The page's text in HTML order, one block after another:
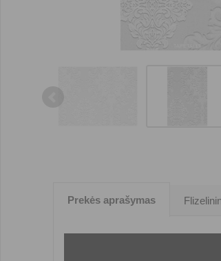
Prekės aprašymas